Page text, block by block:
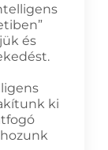
és
ki